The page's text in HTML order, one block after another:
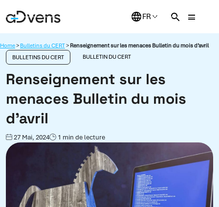
au
Home> Bulletins du CERT> Renseignement sur les menaces Bulletin du mois d’avril
BULLETINS DU CERT
BULLETIN DU CERT
Renseignement sur les
menaces Bulletin du mois
d’avril
27 Mai, 2024 1 min de lecture